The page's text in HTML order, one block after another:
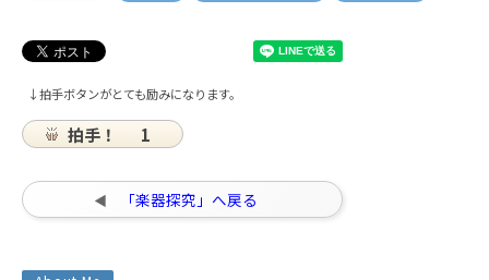
↓拍手ボタンがとても励みになります。
拍手！ 1
「楽器探究」へ戻る